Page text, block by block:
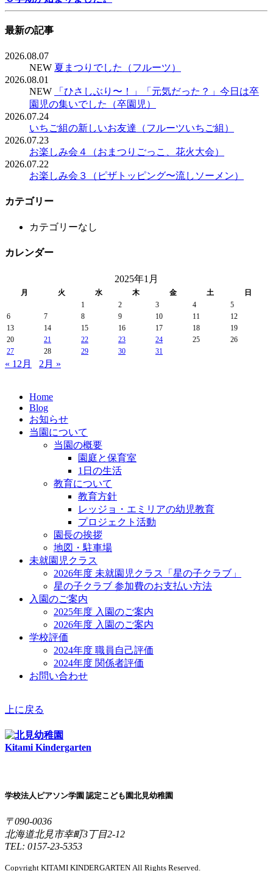
最新の記事
2026.08.07
NEW 夏まつりでした（フルーツ）
2026.08.01
NEW
「ひさしぶり〜！」「元気だった？」今日は卒
園児の集いでした（卒園児）
2026.07.24
いちご組の新しいお友達（フルーツいちご組）
2026.07.23
お楽しみ会４（おまつりごっこ、花火大会）
2026.07.22
お楽しみ会３（ピザトッピング〜流しソーメン）
カテゴリー
カテゴリーなし
カレンダー
2025年1月
月 火 水 木 金 土
日
1
2 3 4
5
6
7 8 9 10 11
12
13
14 15 16 17 18
19
20
21 22 23 24 25
26
27
28 29 30 31
« 12月 2月 »
Home
Blog
お知らせ
当園について
当園の概要
園庭と保育室
1日の生活
教育について
教育方針
レッジョ・エミリアの幼児教育
プロジェクト活動
園長の挨拶
地図・駐車場
未就園児クラス
2026年度 未就園児クラス「星の子クラブ」
星の子クラブ 参加費のお支払い方法
入園のご案内
2025年度 入園のご案内
2026年度 入園のご案内
学校評価
2024年度 職員自己評価
2024年度 関係者評価
お問い合わせ
上に戻る
Kitami Kindergarten
学校法人ピアソン学園 認定こども園北見幼稚園
〒090-0036
北海道北見市幸町3丁目2-12
TEL: 0157-23-5353
Copyright KITAMI KINDERGARTEN All Rights Reserved.